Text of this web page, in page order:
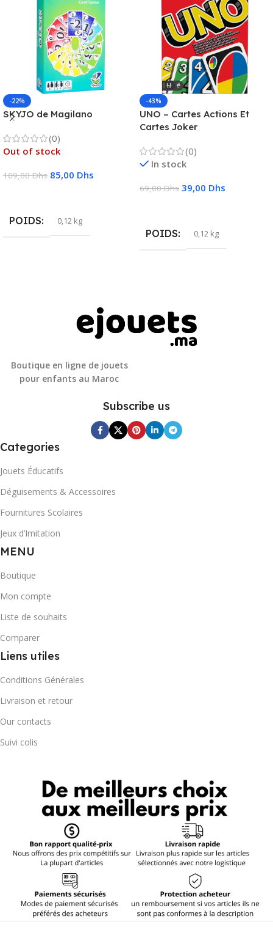
-22%
SKYJO de Magilano
(0)
Out of stock
109,00Dhs 85,00 Dhs
POIDS 0,12 kg
-43%
UNO – Cartes Actions Et
Cartes Joker
(0)
In stock
69,00Dhs 39,00 Dhs
POIDS 0,12 kg
Boutique en ligne de jouets
pour enfants au Maroc
Subscribe us
Categories
Jouets Éducatifs
Déguisements & Accessoires
Fournitures Scolaires
Jeux d’Imitation
MENU
Boutique
Mon compte
Liste de souhaits
Comparer
Liens utiles
Conditions Générales
Livraison et retour
Our contacts
Suivi colis